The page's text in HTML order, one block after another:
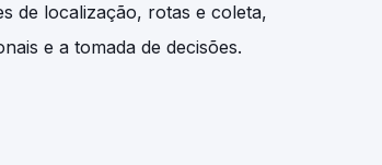
de localização, rotas e coleta,
e a tomada de decisões.